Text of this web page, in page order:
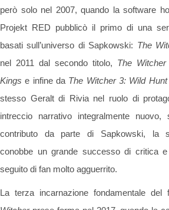
però solo nel 2007, quando la software
Projekt RED pubblicò il primo di una
basati sull’universo di Sapkowski: The
nel 2011 dal secondo titolo, The
Kings e infine da The Witcher 3: Wild Hunt
stesso Geralt di Rivia nel ruolo di
intreccio narrativo integralmente
contributo da parte di Sapkowski, la
conobbe un grande successo di critica
seguito di fan molto agguerrito.
La terza incarnazione fondamentale del